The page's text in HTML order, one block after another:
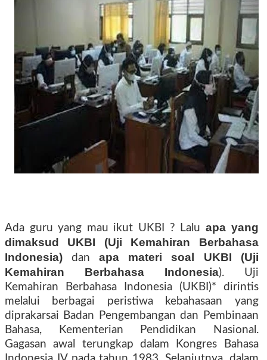
Ada guru yang mau ikut UKBI ? Lalu apa yang
dimaksud UKBI (Uji Kemahiran Berbahasa
Indonesia)dan
apa materi soal UKBI (Uji
Kemahiran Berbahasa Indonesia). Uji
Kemahiran Berbahasa Indonesia (UKBI)* dirintis
melalui berbagai peristiwa kebahasaan yang
diprakarsai Badan Pengembangan dan Pembinaan
Bahasa, Kementerian Pendidikan Nasional.
Gagasan awal terungkap dalam Kongres Bahasa